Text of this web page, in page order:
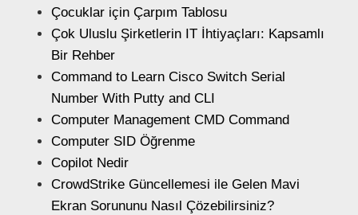
Çocuklar için Çarpım Tablosu
Çok Uluslu Şirketlerin IT İhtiyaçları: Kapsamlı
Bir Rehber
Command to Learn Cisco Switch Serial
Number With Putty and CLI
Computer Management CMD Command
Computer SID Öğrenme
Copilot Nedir
CrowdStrike Güncellemesi ile Gelen Mavi
Ekran Sorununu Nasıl Çözebilirsiniz?